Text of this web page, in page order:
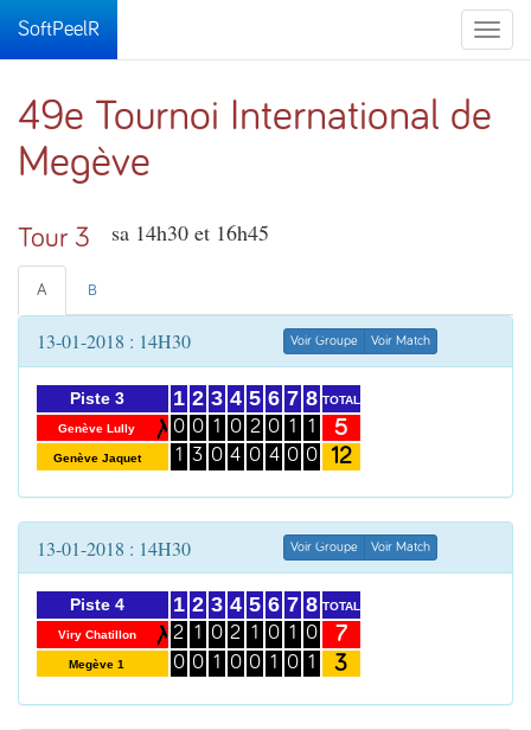
Toggle
SoftPeelR
49e Tournoi International de
Megève
Tour 3 sa 14h30 et 16h45
A B
13-01-2018 : 14H30 Voir Groupe Voir Match
Piste 3
Genève Lully
Genève Jaquet
1
0
1
2
0
3
3
1
0
4
0
4
5
2
0
6
0
4
7
1
0
8
1
0
TOTAL
5
12
13-01-2018 : 14H30 Voir Groupe Voir Match
Piste 4
Viry Chatillon
Megève 1
1
2
0
2
1
0
3
0
1
4
2
0
5
1
0
6
0
1
7
1
0
8
0
1
TOTAL
7
3